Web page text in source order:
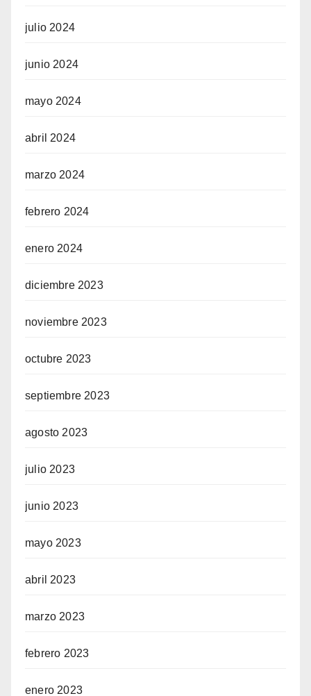
julio 2024
junio 2024
mayo 2024
abril 2024
marzo 2024
febrero 2024
enero 2024
diciembre 2023
noviembre 2023
octubre 2023
septiembre 2023
agosto 2023
julio 2023
junio 2023
mayo 2023
abril 2023
marzo 2023
febrero 2023
enero 2023